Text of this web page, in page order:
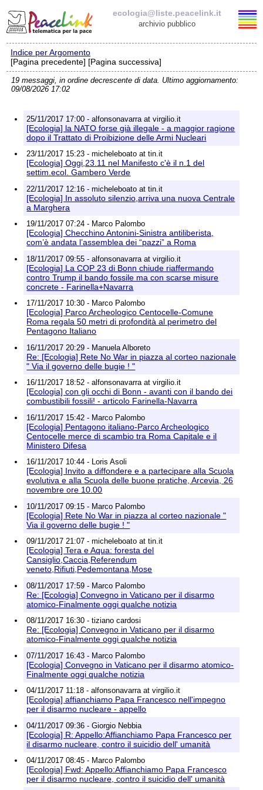
ecologia@liste.peacelink.it
archivio pubblico
Elenco delle liste
ecologia@liste.peacelink.it
Policy delle liste di PeaceLink
Informativa sulla privacy
Richieste di rimozione
Indice per Argomento
[Pagina precedente] [Pagina successiva]
19 messaggi, in ordine decrescente di data. Ultimo aggiornamento:
09/08/2026 17:02
25/11/2017 17:00 - alfonsonavarra at virgilio.it
[Ecologia] la NATO forse già illegale - a maggior ragione
dopo il Trattato di Proibizione delle Armi Nucleari
23/11/2017 15:23 - micheleboato at tin.it
[Ecologia] Oggi,23.11 nel Manifesto c'è il n.1 del
settim.ecol. Gambero Verde
22/11/2017 12:16 - micheleboato at tin.it
[Ecologia] In assoluto silenzio,arriva una nuova Centrale
a Marghera
19/11/2017 07:24 - Marco Palombo
[Ecologia] Checchino Antonini-Sinistra antiliberista,
com’è andata l’assemblea dei “pazzi” a Roma
18/11/2017 09:55 - alfonsonavarra at virgilio.it
[Ecologia] La COP 23 di Bonn chiude riaffermando
contro Trump il bando fossile ma con scarse misure
concrete - Farinella+Navarra
17/11/2017 10:30 - Marco Palombo
[Ecologia] Parco Archeologico Centocelle-Comune
Roma regala 50 metri di profondità al perimetro del
Pentagono Italiano
16/11/2017 20:29 - Manuela Alboreto
Re: [Ecologia] Rete No War in piazza al corteo nazionale
" Via il governo delle bugie ! "
16/11/2017 18:52 - alfonsonavarra at virgilio.it
[Ecologia] con gli occhi di Bonn - avanti con il bando dei
combustibili fossili! - articolo Farinella-Navarra
16/11/2017 15:42 - Marco Palombo
[Ecologia] Pentagono italiano-Parco Archeologico
Centocelle merce di scambio tra Roma Capitale e il
Ministero Difesa
16/11/2017 10:44 - Loris Asoli
[Ecologia] Invito a diffondere e a partecipare alla Scuola
evolutiva e alla Scuola delle buone pratiche, Arcevia, 26
novembre ore 10.00
10/11/2017 09:15 - Marco Palombo
[Ecologia] Rete No War in piazza al corteo nazionale "
Via il governo delle bugie ! "
09/11/2017 21:07 - micheleboato at tin.it
[Ecologia] Tera e Aqua: foresta del
Cansiglio,Caccia,Referendum
veneto,Rifiuti,Pedemontana,Mose
08/11/2017 17:59 - Marco Palombo
Re: [Ecologia] Convegno in Vaticano per il disarmo
atomico-Finalmente oggi qualche notizia
08/11/2017 16:30 - tiziano cardosi
Re: [Ecologia] Convegno in Vaticano per il disarmo
atomico-Finalmente oggi qualche notizia
07/11/2017 16:43 - Marco Palombo
[Ecologia] Convegno in Vaticano per il disarmo atomico-
Finalmente oggi qualche notizia
04/11/2017 11:18 - alfonsonavarra at virgilio.it
[Ecologia] affianchiamo Papa Francesco nell'impegno
per il disarmo nucleare - appello
04/11/2017 09:36 - Giorgio Nebbia
[Ecologia] R: Appello:Affianchiamo Papa Francesco per
il disarmo nucleare, contro il suicidio dell' umanità
04/11/2017 08:45 - Marco Palombo
[Ecologia] Fwd: Appello:Affianchiamo Papa Francesco
per il disarmo nucleare, contro il suicidio dell' umanità